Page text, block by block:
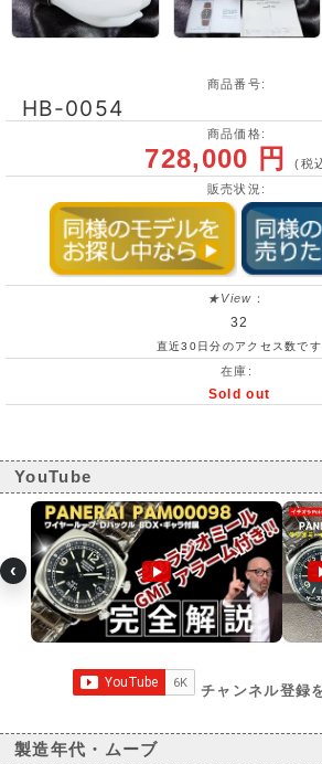
商品番号:
HB-0054
商品価格:
728,000 円(税
販売状況:
★View ：
32
直近30日分のアクセス数です
在庫:
Sold out
YouTube
‹
チャンネル登録
製造年代・ムーブ